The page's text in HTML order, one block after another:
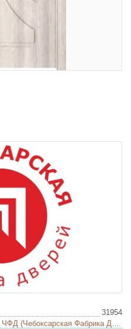
31954
ЧФД (Чебоксарская Фабрика Дверей)